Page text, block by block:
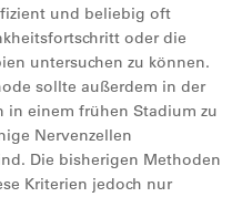
und beliebig oft
oder die
untersuchen zu können.
sollte außerdem in der
in einem frühen Stadium zu
Nervenzellen
Die bisherigen Methoden
Kriterien jedoch nur